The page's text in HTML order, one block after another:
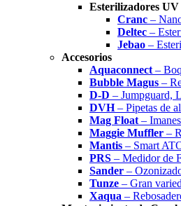
Esterilizadores UV
Cranc –
Deltec –
Jebao –
Accesorios
Aquaconnect –
Bubble Magus –
D-D – Jumpguard,
DVH– Pipetas de
Mag Float –
Maggie Muffler –
Mantis – Smart
PRS – Medidor de
Sander –
Tunze – Gran
Xaqua –